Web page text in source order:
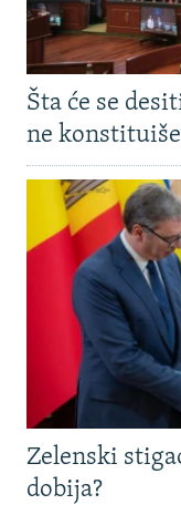
Šta će se
ne
Zelenski
dobija?